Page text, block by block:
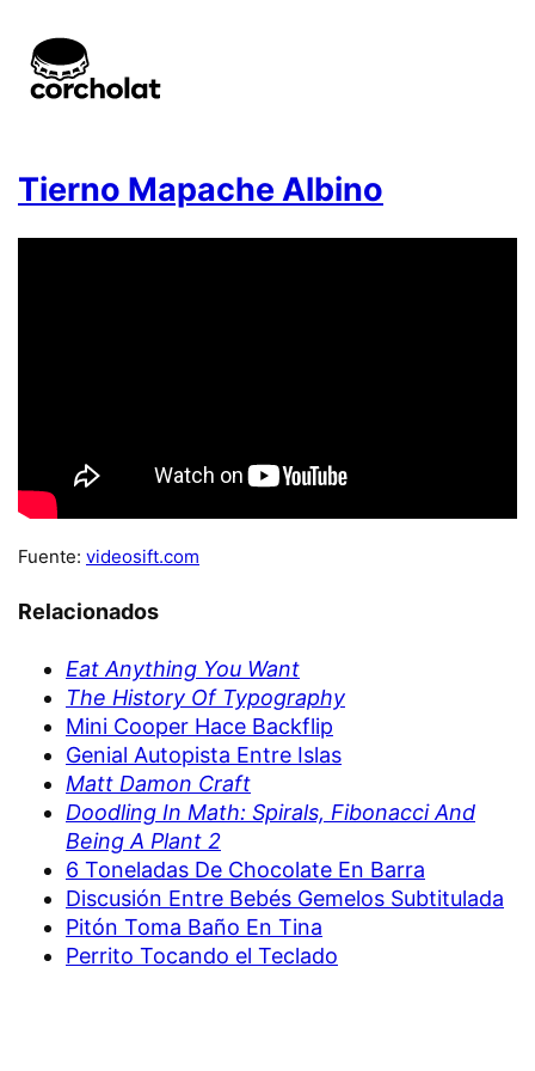
Tierno Mapache Albino
Fuente: videosift.com
Relacionados
Eat Anything You Want
The History Of Typography
Mini Cooper Hace Backflip
Genial Autopista Entre Islas
Matt Damon Craft
Doodling In Math: Spirals, Fibonacci And
Being A Plant 2
6 Toneladas De Chocolate En Barra
Discusión Entre Bebés Gemelos Subtitulada
Pitón Toma Baño En Tina
Perrito Tocando el Teclado